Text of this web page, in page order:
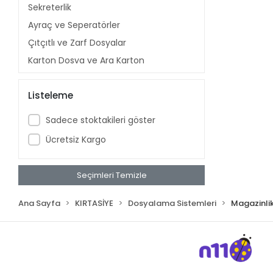
Sekreterlik
Ayraç ve Seperatörler
Çıtçıtlı ve Zarf Dosyalar
Karton Dosya ve Ara Karton
Bilgisayar Klasörü
Proje Dosyaları
Telli Dosyalar
Sıkıştırmalı Dosyalar
Evrak Kılıfı
Magazinlikler
Cilt Kapakları
Karton Klasör
Listeleme
Sadece stoktakileri göster
Ücretsiz Kargo
Seçimleri Temizle
Ana Sayfa KIRTASİYE Dosyalama Sistemleri